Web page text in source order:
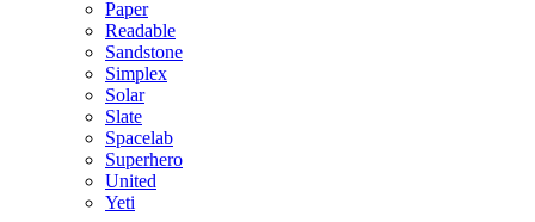
Paper
Readable
Sandstone
Simplex
Solar
Slate
Spacelab
Superhero
United
Yeti